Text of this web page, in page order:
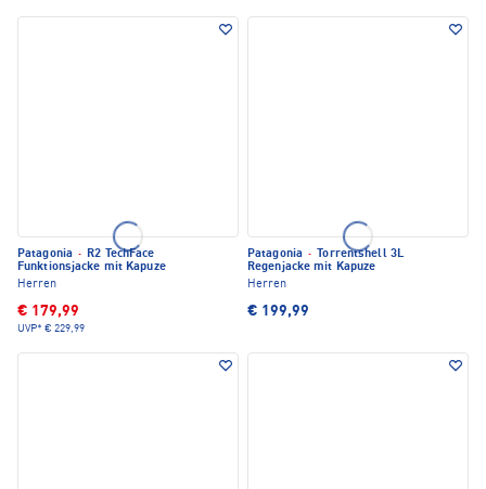
Patagonia · R2 TechFace
Funktionsjacke mit Kapuze
Herren
€ 179,99
UVP* € 229,99
Patagonia ·
Torrentshell 3L
Regenjacke mit Kapuze
Herren
€ 199,99